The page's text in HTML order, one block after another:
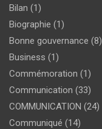
Bilan (1)
Biographie (1)
Bonne gouvernance (8)
Business (1)
Commémoration (1)
Communication (33)
COMMUNICATION (24)
Communiqué (14)